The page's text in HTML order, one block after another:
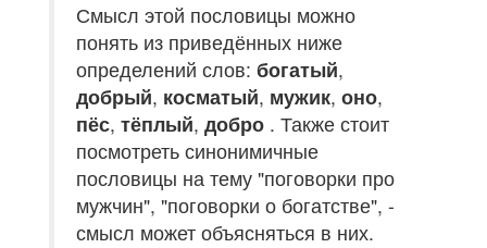
Смысл этой пословицы можно
понять из приведённых ниже
определений слов: богатый,
добрый, косматый, мужик, оно,
пёс, тёплый, добро . Также стоит
посмотреть синонимичные
пословицы на тему "поговорки про
мужчин", "поговорки о богатстве", -
смысл может объясняться в них.